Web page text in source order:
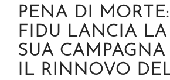
PENA DI
FIDU LANCIA LA
SUA CAMPAGNA
IL RINNOVO